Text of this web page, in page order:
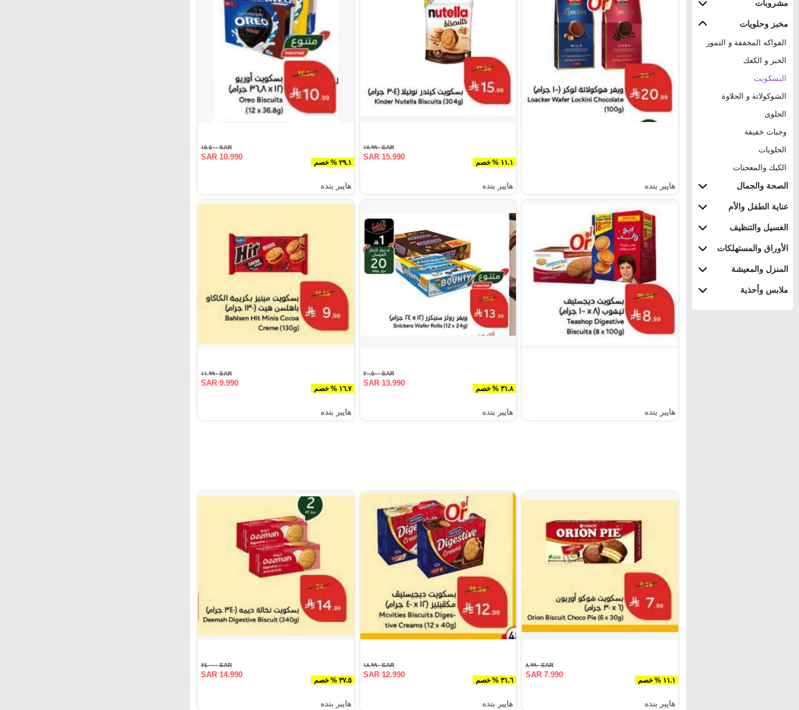
مشروبات
مخبز وحلويات
الفواكه المجففة و التمور
الخبز و الكعك
البسكويت
الشوكولاتة و الحلاوة
الحلوى
وجبات خفيفة
الحلويات
الكيك والمعجنات
الصحة والجمال
عناية الطفل والأم
الغسيل والتنظيف
الأوراق والمستهلكات
المنزل والمعيشة
ملابس وأحذية
هايبر بنده
١١.١ % خصم
SAR ١٧.٩٩٠
SAR 15.990
هايبر بنده
٢٩.١ % خصم
SAR ١٥.٥٠٠
SAR 10.990
هايبر بنده
هايبر بنده
٣١.٨ % خصم
SAR ٢٠.٥٠٠
SAR 13.990
هايبر بنده
١٦.٧ % خصم
SAR ١١.٩٩٠
SAR 9.990
هايبر بنده
١١.١ % خصم
SAR ٨.٩٩٠
SAR 7.990
هايبر بنده
٣١.٦ % خصم
SAR ١٨.٩٩٠
SAR 12.990
هايبر بنده
٣٧.٥ % خصم
SAR ٢٤.٠٠٠
SAR 14.990
هايبر بنده